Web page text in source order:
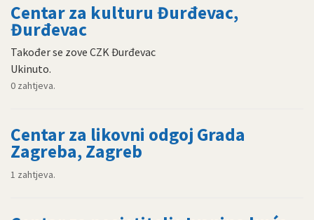
Centar za kulturu Đurđevac,
Đurđevac
Također se zove CZK Đurđevac
Ukinuto.
0 zahtjeva.
Centar za likovni odgoj Grada
Zagreba, Zagreb
1 zahtjeva.